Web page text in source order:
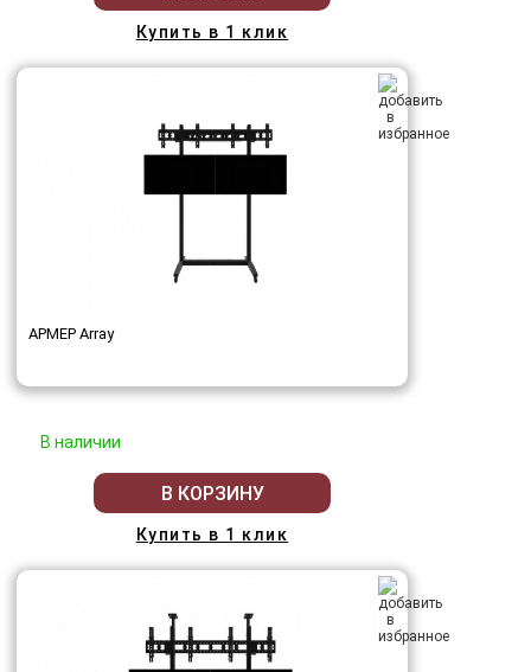
Купить в 1 клик
АРМЕР Array
В наличии
В КОРЗИНУ
Купить в 1 клик